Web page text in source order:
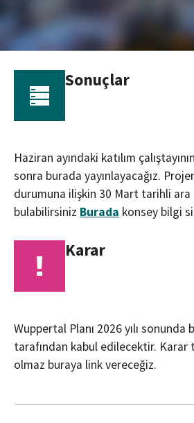
Sonuçlar
Haziran ayındaki katılım
sonra burada yayınlayacağız.
durumuna ilişkin 30 Mart tarihli ara
bulabilirsiniz Burada konsey bilgi
Karar
Wuppertal Planı 2026 yılı sonunda
tarafından kabul edilecektir. Karar
olmaz buraya link vereceğiz.